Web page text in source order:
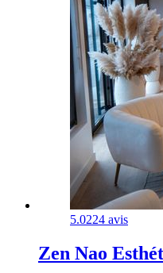
5.0224 avis
Zen Nao